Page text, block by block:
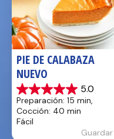
PIE DE CALABAZA
NUEVO
5.0
5.0
de
5
estrellas.
Preparación: 15 min,
Cocción: 40 min
Fácil
Guardar